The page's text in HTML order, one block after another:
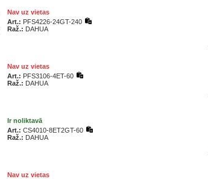
Nav uz vietas
Art.: PFS4226-24GT-240
Raž.: DAHUA
Nav uz vietas
Art.: PFS3106-4ET-60
Raž.: DAHUA
Ir noliktavā
Art.: CS4010-8ET2GT-60
Raž.: DAHUA
Nav uz vietas